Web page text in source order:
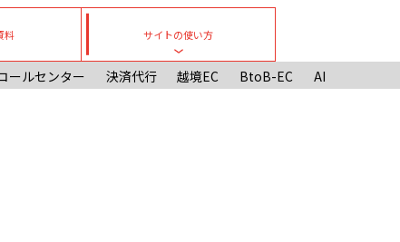
料
サイトの使い方
Toggle submenu
ールセンター 決済代行 越境EC BtoB-EC AI